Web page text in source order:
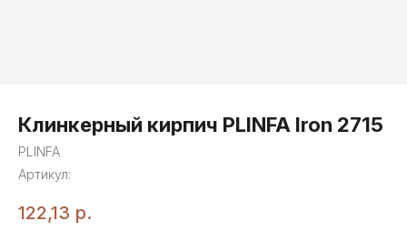
Клинкерный кирпич PLINFA Iron 2715
PLINFA
Артикул:
122,13 р.